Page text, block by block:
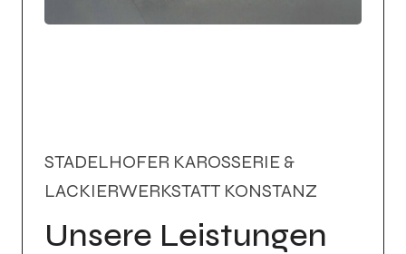
STADELHOFER KAROSSERIE &
LACKIERWERKSTATT KONSTANZ
Unsere Leistungen